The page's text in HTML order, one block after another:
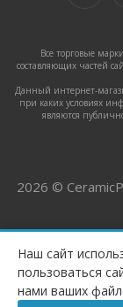
Все торговые
составляющих частей
Данный интернет-
при каких условиях
являются
2026 ©
Наш сайт
пользоваться
нами ваших